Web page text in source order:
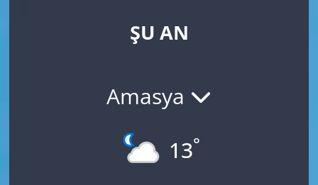
ŞU AN
Amasya
13°
HABERDE İNSAN
KÜLTÜR SANAT